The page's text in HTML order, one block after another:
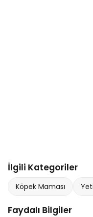
İlgili Kategoriler
Köpek Maması
Faydalı Bilgiler